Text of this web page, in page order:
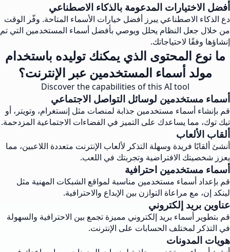
أفضل الاختيارات المدعومة بالذكاء الاصطناعي
دع الذكاء الاصطناعي يبرز أفضل خيارات الأسماء المتاحة. وفّر الوقت
من خلال جعل النظام يحلل ويوصي بأفضل أسماء المستخدمين التي تم
إنشاؤها وفقًا لاحتياجاتك.
ما نوع المحتوى الذي يمكنك توليده باستخدام
مولد أسماء المستخدمين عبر الإنترنت؟
Discover the capabilities of this AI tool
أسماء مستخدمين لوسائل التواصل الاجتماعي
قم بإنشاء أسماء مستخدمين جذابة لمنصات مثل إنستغرام، وتويتر، أو
تيك توك، مما يساعدك على التميز في الفضاءات الاجتماعية المزدحمة.
ألقاب الألعاب
أنشئ ألقابًا فريدة وسهلة التذكر لألعاب الإنترنت متعددة اللاعبين، مما
يعزز شخصيتك الافتراضية وتجربتك في اللعب.
أسماء مستخدمين احترافية
قم بإعداد أسماء مستخدمين مناسبة لمواقع الشبكات المهنية مثل
لينكد إن، مع مراعاة التوازن بين الإبداع والاحترافية.
عناوين بريد إلكتروني
قم بتطوير أسماء بريد إلكتروني مميزة تجمع بين الاحترافية والسهولة
في التذكر لمختلف الحسابات على الإنترنت.
هويات المدونات